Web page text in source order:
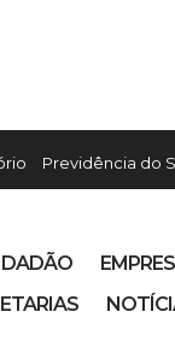
Previdência do